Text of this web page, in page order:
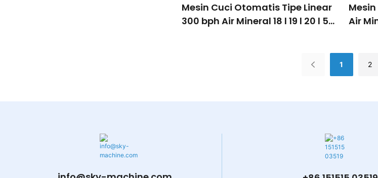
Mesin Cuci Otomatis Tipe Linear
300 bph Air Mineral 18 l 19 l 20 l 5
Air
1 2